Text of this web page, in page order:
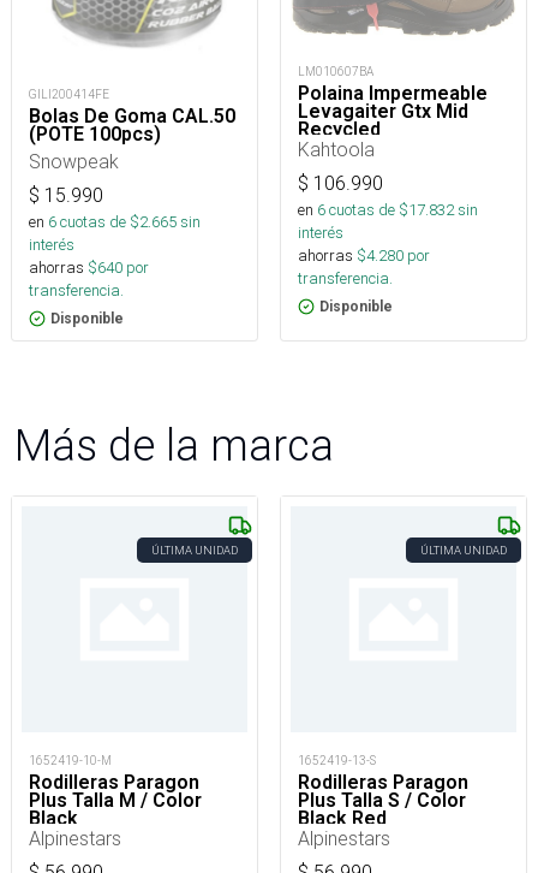
GILI200414FE
Bolas De Goma CAL.50
(POTE 100pcs)
Snowpeak
$ 15.990
en 6cuotas de $2.665sin
interés
ahorras $640 por
transferencia.
Disponible
LM010607BA
Polaina Impermeable
Levagaiter Gtx Mid
Recycled
Kahtoola
$ 106.990
en 6cuotas de $17.832sin
interés
ahorras $4.280 por
transferencia.
Disponible
Más de la marca
ÚLTIMA UNIDAD
1652419-10-M
Rodilleras Paragon
Plus Talla M / Color
Black
Alpinestars
ÚLTIMA UNIDAD
1652419-13-S
Rodilleras Paragon
Plus Talla S / Color
Black Red
Alpinestars